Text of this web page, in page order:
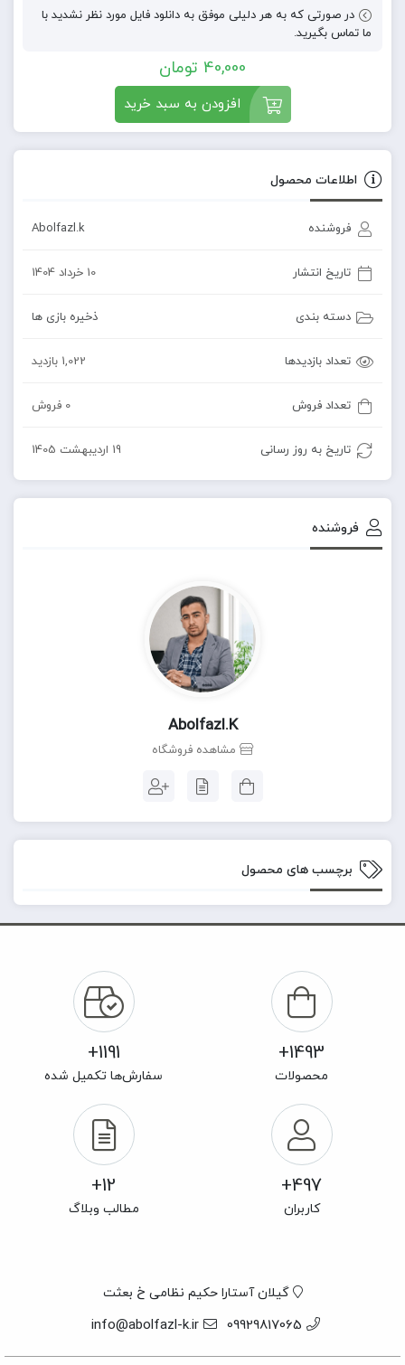
در صورتی که به هر دلیلی موفق به دانلود فایل مورد نظر نشدید با
ما تماس بگیرید.
40,000 تومان
افزودن به سبد خرید
اطلاعات محصول
فروشنده Abolfazl.k
تاریخ انتشار 10 خرداد 1404
دسته بندی ذخیره بازی ها
تعداد بازدیدها 1,022 بازدید
تعداد فروش 0 فروش
تاریخ به روز رسانی 19 اردیبهشت 1405
فروشنده
Abolfazl.k
مشاهده فروشگاه
برچسب های محصول
1493+
محصولات
1191+
سفارش‌ها تکمیل شده
497+
کاربران
12+
مطالب وبلاگ
گیلان آستارا حکیم نظامی خ بعثت
09929817065
info@abolfazl-k.ir